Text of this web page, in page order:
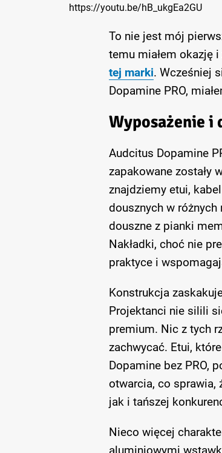
https://youtu.be/hB_ukgEa2GU
To nie jest mój
temu miałem okazję
tej marki. Wcześniej
Dopamine PRO,
Wyposażenie i
Audcitus Dopamine
zapakowane zostały
znajdziemy etui,
dousznych w różnych
douszne z pianki
Nakładki, choć nie
praktyce i
Konstrukcja
Projektanci nie silili
premium. Nic z tych
zachwycać. Etui,
Dopamine bez PRO,
otwarcia, co sprawia,
jak i tańszej
Nieco więcej